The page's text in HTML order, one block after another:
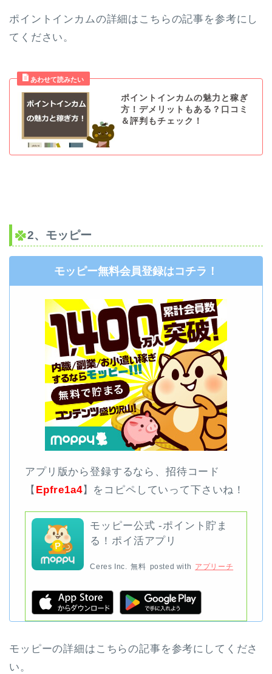
ポイントインカムの詳細はこちらの記事を参考にし
てください。
ポイントインカムの魅力と稼ぎ
方！デメリットもある？口コミ
＆評判もチェック！
2、モッピー
モッピー無料会員登録はコチラ！
アプリ版から登録するなら、招待コード
【 Epfre1a4】をコピペしていって下さいね！
モッピー公式 -ポイント貯ま
る！ポイ活アプリ
Ceres Inc. 無料 posted with アプリーチ
モッピーの詳細はこちらの記事を参考にしてくださ
い。